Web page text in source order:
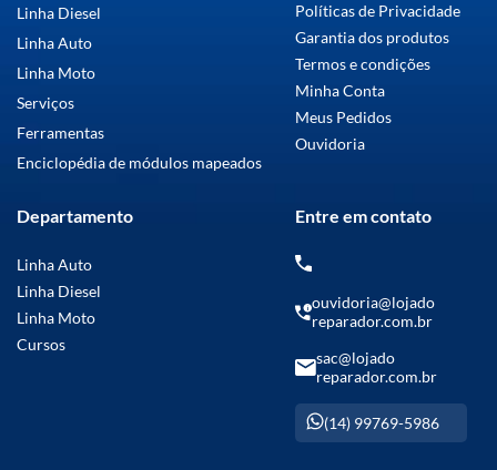
Linha Diesel
Linha Auto
Linha Moto
Serviços
Ferramentas
Enciclopédia de módulos mapeados
Políticas de Privacidade
Garantia dos produtos
Termos e condições
Minha Conta
Meus Pedidos
Ouvidoria
Departamento
Linha Auto
Linha Diesel
Linha Moto
Cursos
Entre em contato
ouvidoria@lojado
reparador.com.br
sac@lojado
reparador.com.br
(14) 99769-5986